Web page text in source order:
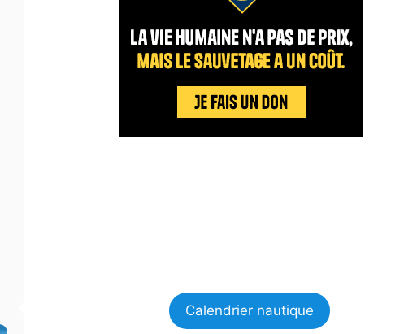
Calendrier nautique